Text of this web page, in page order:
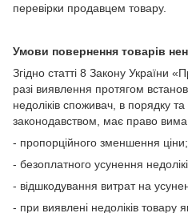
перевірки продавцем товару.
Умови повернення товарів
Згідно статті 8 Закону України
разі виявлення протягом
недоліків споживач, в порядку
законодавством, має право
- пропорційного зменшення ціни;
- безоплатного усунення
- відшкодування витрат на
- при виявлені недоліків товару